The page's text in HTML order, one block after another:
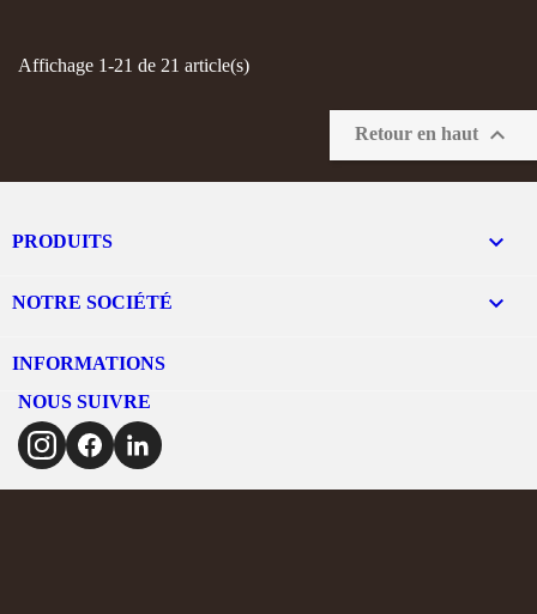
Affichage 1-21 de 21 article(s)
Retour en haut 
PRODUITS 
NOTRE SOCIÉTÉ 
INFORMATIONS
NOUS SUIVRE